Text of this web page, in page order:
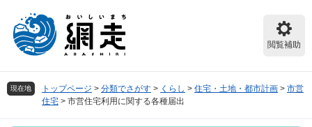
頭
で
飛
ば
閲覧補助
現在地 トップページ > 分類でさがす > くらし > 住宅・土地・都市計画 > 市営
住宅 > 市営住宅利用に関する各種届出